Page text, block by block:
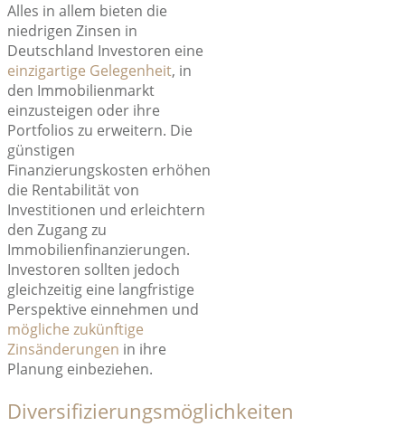
Alles in allem bieten die
niedrigen Zinsen in
Deutschland Investoren eine
einzigartige Gelegenheit, in
den Immobilienmarkt
einzusteigen oder ihre
Portfolios zu erweitern. Die
günstigen
Finanzierungskosten erhöhen
die Rentabilität von
Investitionen und erleichtern
den Zugang zu
Immobilienfinanzierungen.
Investoren sollten jedoch
gleichzeitig eine langfristige
Perspektive einnehmen und
mögliche zukünftige
Zinsänderungen in ihre
Planung einbeziehen.
Diversifizierungsmöglichkeiten